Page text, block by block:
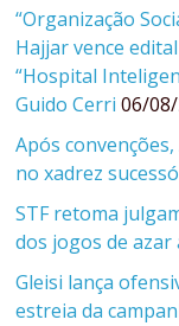
“Organização
Hajjar vence
“Hospital
Guido Cerri 06/
Após
no xadrez
STF retoma
dos jogos de azar
Gleisi lança
estreia da